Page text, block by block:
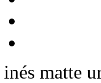
inés matte